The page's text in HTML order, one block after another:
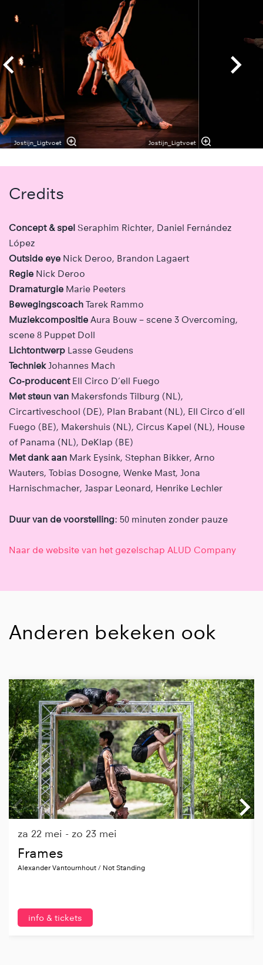
Jostijn_Ligtvoet Jostijn_Ligtvoet
Credits
Concept & spel Seraphim Richter, Daniel Fernández
López
Outside eye Nick Deroo, Brandon Lagaert
Regie Nick Deroo
Dramaturgie Marie Peeters
Bewegingscoach Tarek Rammo
Muziekcompositie Aura Bouw – scene 3 Overcoming,
scene 8 Puppet Doll
Lichtontwerp Lasse Geudens
TechniekJohannes Mach
Co‑producentEll Circo D’ell Fuego
Met steun van Makersfonds Tilburg (NL),
Circartiveschool (DE), Plan Brabant (NL), Ell Circo d’ell
Fuego (BE), Makershuis (NL), Circus Kapel (NL), House
of Panama (NL), DeKlap (BE)
Met dank aan Mark Eysink, Stephan Bikker, Arno
Wauters, Tobias Dosogne, Wenke Mast, Jona
Harnischmacher, Jaspar Leonard, Henrike Lechler
Duur van de voorstelling: 50 minuten zonder pauze
Naar de website van het gezelschap ALUD Company
Anderen bekeken ook
Frames
Alexander Vantournhout / Not Standing
za 22 mei - zo 23 mei
info & tickets